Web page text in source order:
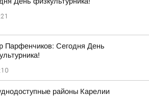
Парфенчиков: Сегодня День
районы Карелии